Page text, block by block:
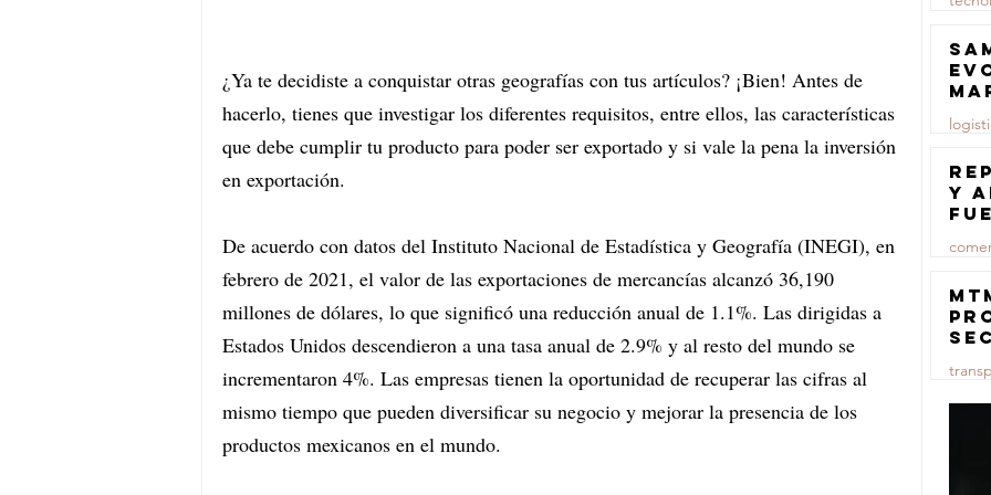
¿Ya te decidiste a conquistar otras geografías con tus artículos? ¡Bien! Antes de
hacerlo, tienes que investigar los diferentes requisitos, entre ellos, las características
que debe cumplir tu producto para poder ser exportado y si vale la pena la inversión
en exportación.
De acuerdo con datos del Instituto Nacional de Estadística y Geografía (INEGI), en
febrero de 2021, el valor de las exportaciones de mercancías alcanzó 36,190
millones de dólares, lo que significó una reducción anual de 1.1%. Las dirigidas a
Estados Unidos descendieron a una tasa anual de 2.9% y al resto del mundo se
incrementaron 4%. Las empresas tienen la oportunidad de recuperar las cifras al
mismo tiempo que pueden diversificar su negocio y mejorar la presencia de los
productos mexicanos en el mundo.
23 jul
23 jul
y
23 jul